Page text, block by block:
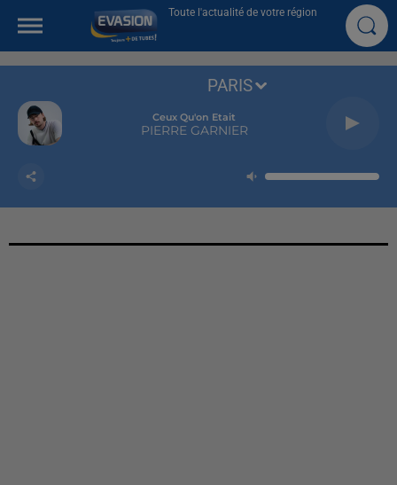
Toute l'actualité de votre région
Ceux Qu'on Etait
PIERRE GARNIER
PARIS